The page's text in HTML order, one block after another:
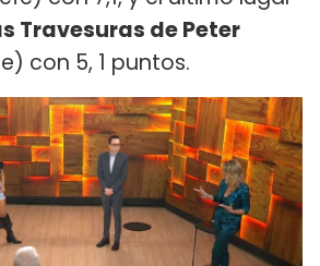
Travesuras de Peter
con 5, 1 puntos.